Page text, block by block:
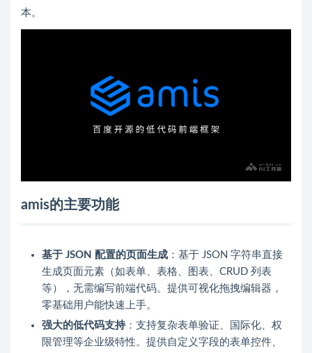
本。
amis的主要功能
基于 JSON 配置的页面生成 ：基于 JSON 字符串直接
生成页面元素（如表单、表格、图表、CRUD 列表
等），无需编写前端代码。提供可视化拖拽编辑器，
零基础用户能快速上手。
强大的低代码支持：支持复杂表单验证、国际化、权
限管理等企业级特性。提供自定义字段的表单控件、